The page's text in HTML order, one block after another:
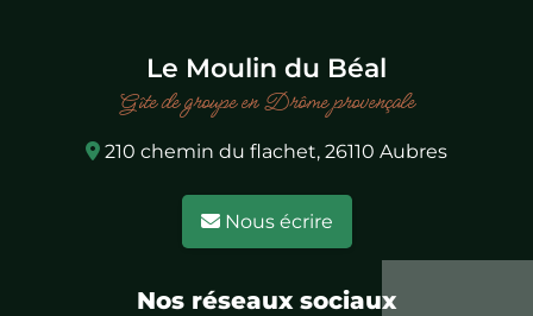
Le Moulin du Béal
Gîte de groupe en Drôme provençale
210 chemin du flachet, 26110 Aubres
Nous écrire
Nos réseaux sociaux